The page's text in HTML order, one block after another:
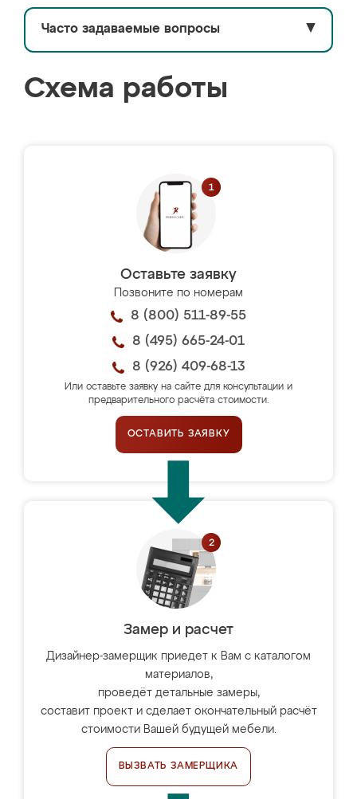
Часто задаваемые вопросы ▼
Схема работы
Оставьте заявку
Позвоните по номерам
8 (800) 511-89-55
8 (495) 665-24-01
8 (926) 409-68-13
Или оставьте заявку на сайте для консультации и
предварительного расчёта стоимости.
ОСТАВИТЬ ЗАЯВКУ
Замер и расчет
Дизайнер-замерщик приедет к Вам с каталогом
материалов,
проведёт детальные замеры,
составит проект и сделает окончательный расчёт
стоимости Вашей будущей мебели.
ВЫЗВАТЬ ЗАМЕРЩИКА